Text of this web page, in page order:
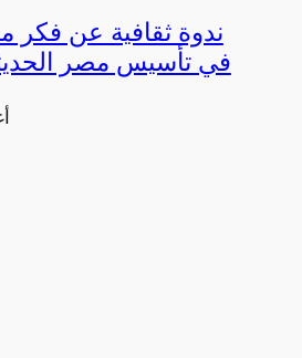
ندوة ثقافية عن فكر
في تأسيس مصر